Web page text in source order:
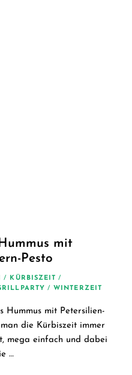
mit
Pesto
/ KÜRBISZEIT /
/ WINTERZEIT
Hummus mit Petersilien-
die Kürbiszeit immer
mega einfach und dabei
…